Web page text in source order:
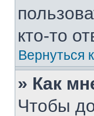
кто-то
Вернуться
» Как
Чтобы